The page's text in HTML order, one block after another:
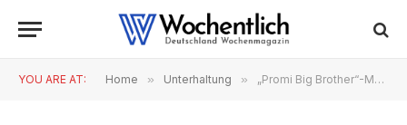
YOU ARE AT: Home » Unterhaltung » „Promi Big Brother“-Moderator Jochen Schropp: Das ist sein Ehemann